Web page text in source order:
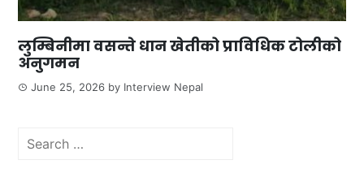
लुम्बिनीमा वसन्ते धान खेतीको प्राविधिक टोलीको
अनुगमन
June 25, 2026 by Interview Nepal
Search